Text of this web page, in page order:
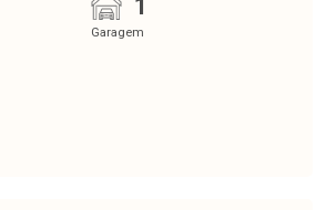
1
Garagem